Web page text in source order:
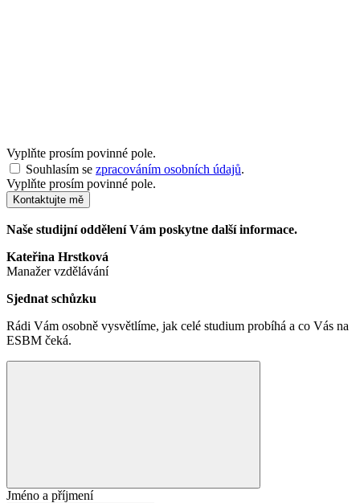
Vyplňte prosím povinné pole.
Souhlasím se zpracováním osobních údajů.
Vyplňte prosím povinné pole.
Kontaktujte mě
Naše studijní oddělení Vám poskytne další informace.
Kateřina Hrstková
Manažer vzdělávání
Sjednat schůzku
Rádi Vám osobně vysvětlíme, jak celé studium probíhá a co Vás na
ESBM čeká.
Jméno a příjmení